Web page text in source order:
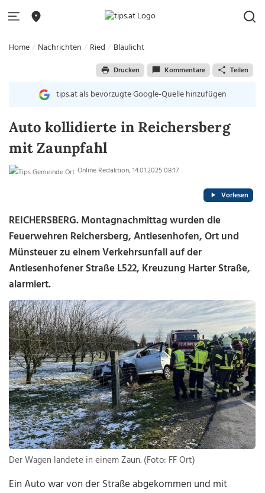
Home Nachrichten Ried Blaulicht
Drucken Kommentare Teilen
tips.at als bevorzugte Google-Quelle hinzufügen
Auto kollidierte in Reichersberg
mit Zaunpfahl
Online Redaktion, 14.01.2025 08:17
Vorlesen
REICHERSBERG. Montagnachmittag wurden die
Feuerwehren Reichersberg, Antiesenhofen, Ort und
Münsteuer zu einem Verkehrsunfall auf der
Antiesenhofener Straße L522, Kreuzung Harter Straße,
alarmiert.
Der Wagen landete in einem Zaun. (Foto: FF Ort)
Ein Auto war von der Straße abgekommen und mit